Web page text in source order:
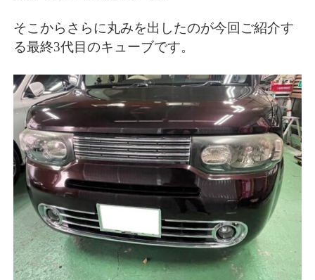
そこからさらに丸みを出したのが今回ご紹介す
る最終3代目のキューブです。